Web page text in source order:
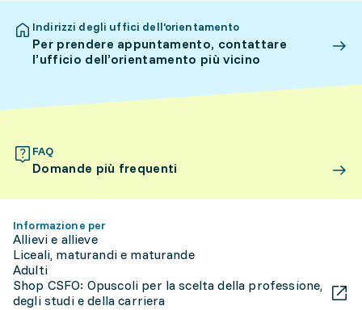
Indirizzi degli uffici dell’orientamento
Per prendere appuntamento, contattare
l’ufficio dell’orientamento più vicino
FAQ
Domande più frequenti
Informazione per
Allievi e allieve
Liceali, maturandi e maturande
Adulti
Shop CSFO: Opuscoli per la scelta della professione,
degli studi e della carriera